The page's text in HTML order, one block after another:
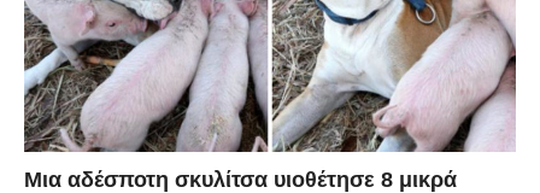
Μια αδέσποτη σκυλίτσα υιοθέτησε 8 μικρά